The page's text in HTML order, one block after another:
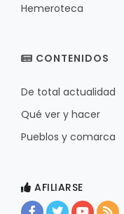
Hemeroteca
CONTENIDOS
De total actualidad
Qué ver y hacer
Pueblos y comarca
AFILIARSE